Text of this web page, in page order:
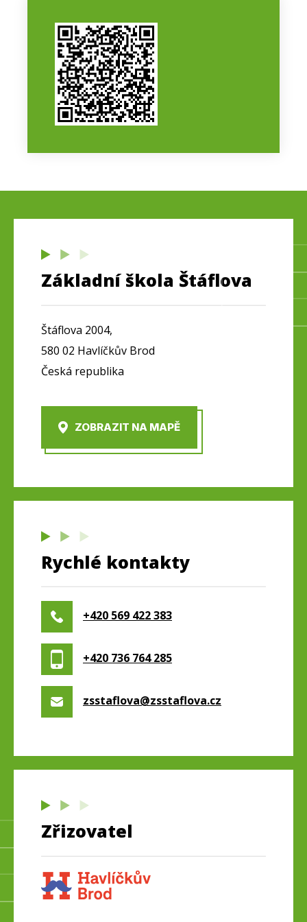
Základní škola Štáflova
Štáflova 2004,
580 02 Havlíčkův Brod
Česká republika
ZOBRAZIT NA MAPĚ
Rychlé kontakty
+420 569 422 383
+420 736 764 285
zsstaflova@zsstaflova.cz
Zřizovatel